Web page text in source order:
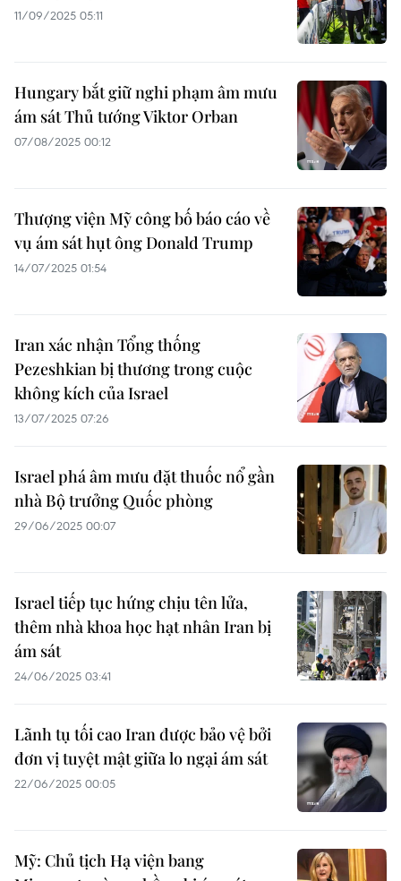
11/09/2025 05:11
Hungary bắt giữ nghi phạm âm mưu
ám sát Thủ tướng Viktor Orban
07/08/2025 00:12
Thượng viện Mỹ công bố báo cáo về
vụ ám sát hụt ông Donald Trump
14/07/2025 01:54
Iran xác nhận Tổng thống
Pezeshkian bị thương trong cuộc
không kích của Israel
13/07/2025 07:26
Israel phá âm mưu đặt thuốc nổ gần
nhà Bộ trưởng Quốc phòng
29/06/2025 00:07
Israel tiếp tục hứng chịu tên lửa,
thêm nhà khoa học hạt nhân Iran bị
ám sát
24/06/2025 03:41
Lãnh tụ tối cao Iran được bảo vệ bởi
đơn vị tuyệt mật giữa lo ngại ám sát
22/06/2025 00:05
Mỹ: Chủ tịch Hạ viện bang